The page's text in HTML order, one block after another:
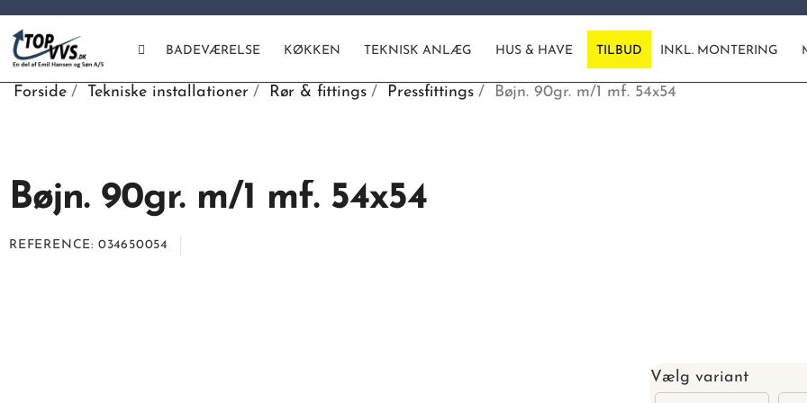
BADEVÆRELSE KØKKEN TEKNISK ANLÆG HUS & HAVE TILBUD INKL. MONTERING
Forside Tekniske installationer Rør & fittings Pressfittings Bøjn. 90gr. m/1 mf. 54x54
Bøjn. 90gr. m/1 mf. 54x54
REFERENCE 034650054
Vælg variant